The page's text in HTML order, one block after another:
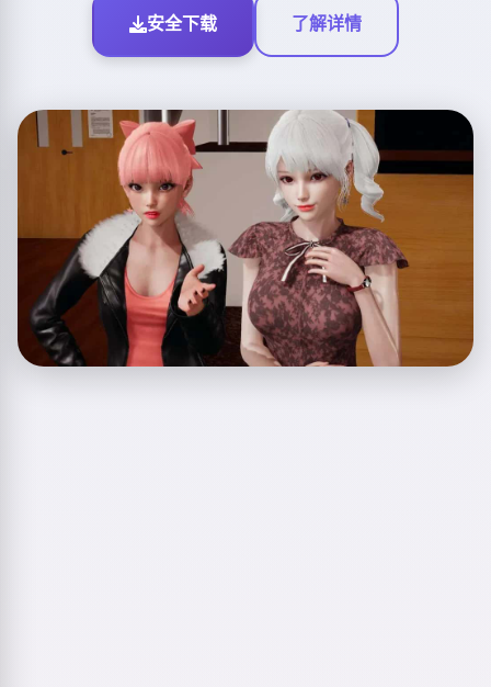
安全下载 了解详情